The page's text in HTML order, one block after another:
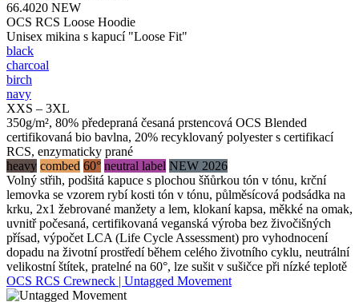
66.4020 NEW
OCS RCS Loose Hoodie
Unisex mikina s kapucí "Loose Fit"
black
charcoal
birch
navy
XXS – 3XL
350g/m², 80% předepraná česaná prstencová OCS Blended
certifikovaná bio bavlna, 20% recyklovaný polyester s certifikací
RCS, enzymaticky prané
heavy combed 60° neutral label NEW 2026
Volný střih, podšitá kapuce s plochou šňůrkou tón v tónu, krční
lemovka se vzorem rybí kosti tón v tónu, půlměsícová podsádka na
krku, 2x1 žebrované manžety a lem, klokaní kapsa, měkké na omak,
uvnitř počesaná, certifikovaná veganská výroba bez živočišných
přísad, výpočet LCA (Life Cycle Assessment) pro vyhodnocení
dopadu na životní prostředí během celého životního cyklu, neutrální
velikostní štítek, pratelné na 60°, lze sušit v sušičce při nízké teplotě
OCS RCS Crewneck | Untagged Movement